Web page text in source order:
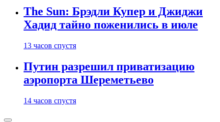
The Sun: Брэдли Купер и Джиджи
Хадид тайно поженились в июле
13 часов спустя
Путин разрешил приватизацию
аэропорта Шереметьево
14 часов спустя